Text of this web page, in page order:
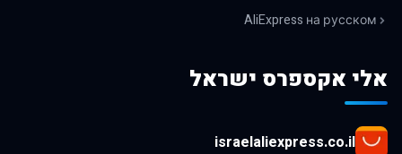
AliExpress на русском
אלי אקספרס ישראל
israelaliexpress.co.il